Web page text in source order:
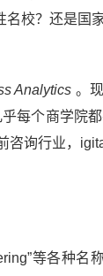
校？还是国
Analytics 。
每个商学院
询行业，
等各种